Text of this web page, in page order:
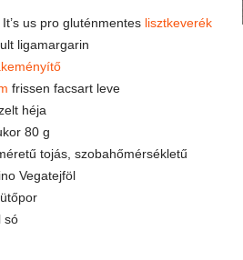
It’s us pro gluténmentes lisztkeverék
ligamargarin
frissen facsart leve
héja
80 g
tojás, szobahőmérsékletű
Vegatejföl
só